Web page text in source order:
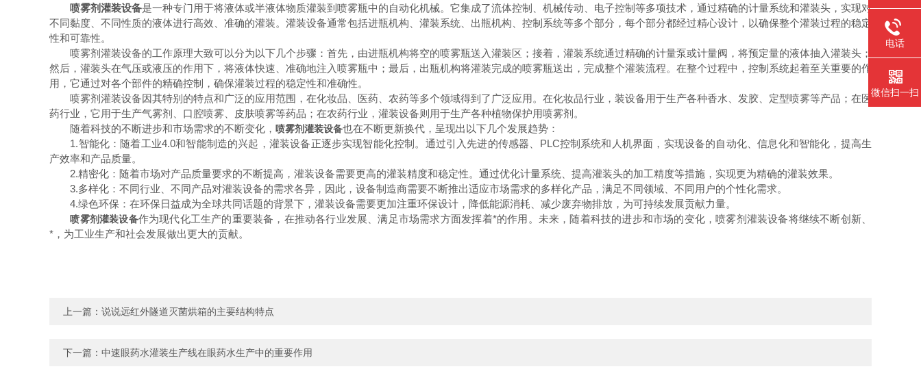
喷雾剂灌装设备是一种专门用于将液体或半液体物质灌装到喷雾瓶中的自动化机械。它集成了流体控制、机械传动、电子控制等多项技术，通过精确的计量系统和灌装头，实现对
不同黏度、不同性质的液体进行高效、准确的灌装。灌装设备通常包括进瓶机构、灌装系统、出瓶机构、控制系统等多个部分，每个部分都经过精心设计，以确保整个灌装过程的稳定
性和可靠性。
喷雾剂灌装设备的工作原理大致可以分为以下几个步骤：首先，由进瓶机构将空的喷雾瓶送入灌装区；接着，灌装系统通过精确的计量泵或计量阀，将预定量的液体抽入灌装头；
然后，灌装头在气压或液压的作用下，将液体快速、准确地注入喷雾瓶中；最后，出瓶机构将灌装完成的喷雾瓶送出，完成整个灌装流程。在整个过程中，控制系统起着至关重要的作
用，它通过对各个部件的精确控制，确保灌装过程的稳定性和准确性。
喷雾剂灌装设备因其特别的特点和广泛的应用范围，在化妆品、医药、农药等多个领域得到了广泛应用。在化妆品行业，装设备用于生产各种香水、发胶、定型喷雾等产品；在医
药行业，它用于生产气雾剂、口腔喷雾、皮肤喷雾等药品；在农药行业，灌装设备则用于生产各种植物保护用喷雾剂。
随着科技的不断进步和市场需求的不断变化， 喷雾剂灌装设备也在不断更新换代，呈现出以下几个发展趋势：
1.智能化：随着工业4.0和智能制造的兴起，灌装设备正逐步实现智能化控制。通过引入先进的传感器、PLC控制系统和人机界面，实现设备的自动化、信息化和智能化，提高生
产效率和产品质量。
2.精密化：随着市场对产品质量要求的不断提高，灌装设备需要更高的灌装精度和稳定性。通过优化计量系统、提高灌装头的加工精度等措施，实现更为精确的灌装效果。
3.多样化：不同行业、不同产品对灌装设备的需求各异，因此，设备制造商需要不断推出适应市场需求的多样化产品，满足不同领域、不同用户的个性化需求。
4.绿色环保：在环保日益成为全球共同话题的背景下，灌装设备需要更加注重环保设计，降低能源消耗、减少废弃物排放，为可持续发展贡献力量。
喷雾剂灌装设备作为现代化工生产的重要装备，在推动各行业发展、满足市场需求方面发挥着*的作用。未来，随着科技的进步和市场的变化，喷雾剂灌装设备将继续不断创新、
*，为工业生产和社会发展做出更大的贡献。
上一篇： 说说远红外隧道灭菌烘箱的主要结构特点
下一篇： 中速眼药水灌装生产线在眼药水生产中的重要作用
电话
微信扫一扫